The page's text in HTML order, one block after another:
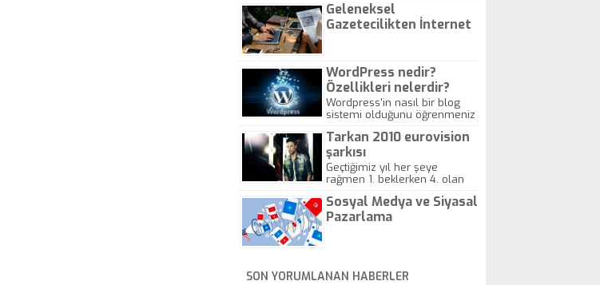
Geleneksel
Gazetecilikten İnternet
WordPress nedir?
Özellikleri nelerdir?
Wordpress'in nasıl bir blog
sistemi olduğunu öğrenmeniz
Tarkan 2010 eurovision
şarkısı
Geçtiğimiz yıl her şeye
rağmen 1. beklerken 4. olan
gösterisinin bu yarışmada
önemli olmadığını anlamıştır.
Sosyal Medya ve Siyasal
Pazarlama
SON YORUMLANAN HABERLER